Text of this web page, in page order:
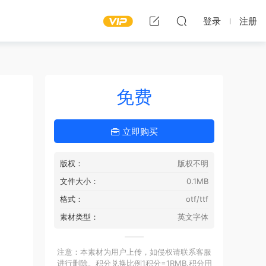
登录 注册
免费
立即购买
版权：
版权不明
文件大小：
0.1MB
格式：
otf/ttf
素材类型：
英文字体
注意：本素材为用户上传，如侵权请联系客服
进行删除。积分兑换比例1积分=1RMB,积分用